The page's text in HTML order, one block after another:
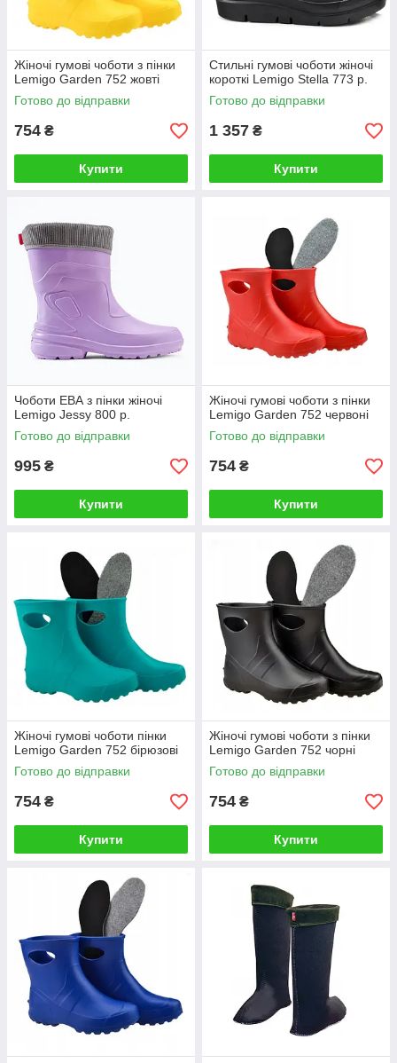
Жіночі гумові чоботи з пінки
Lemigo Garden 752 жовті
Готово до відправки
754 ₴
Купити
Стильні гумові чоботи жіночі
короткі Lemigo Stella 773 р.
Готово до відправки
1 357 ₴
Купити
Чоботи ЕВА з пінки жіночі
Lemigo Jessy 800 р.
Готово до відправки
995 ₴
Купити
Жіночі гумові чоботи з пінки
Lemigo Garden 752 червоні
Готово до відправки
754 ₴
Купити
Жіночі гумові чоботи пінки
Lemigo Garden 752 бірюзові
Готово до відправки
754 ₴
Купити
Жіночі гумові чоботи з пінки
Lemigo Garden 752 чорні
Готово до відправки
754 ₴
Купити